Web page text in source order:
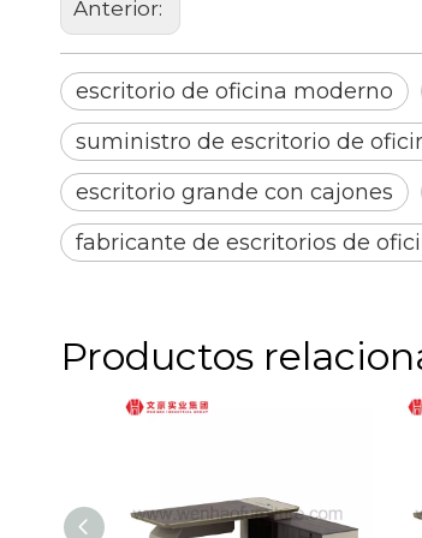
Anterior:
escritorio de oficina moderno
suministro de escritorio de
escritorio grande con cajones
fabricante de escritorios de
Productos